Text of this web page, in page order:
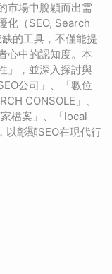
市場中脫穎而出需
化（SEO, Search
的工具，不僅能提
心中的認知度。本
」，並深入探討與
公司」、「數位
CONSOLE」、
檔案」、「local
以彰顯SEO在現代行